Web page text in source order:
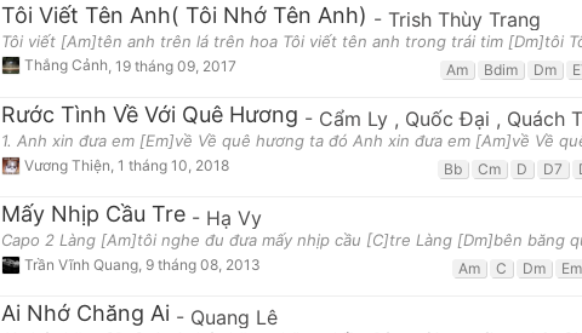
Tôi Viết Tên Anh( Tôi Nhớ Tên Anh) - Trish Thùy Trang
Tôi viết [Am]tên anh trên lá trên hoa Tôi viết tên anh trong trái tim [Dm]tôi
Thắng Cảnh 19 tháng 09, 2017 Am Bdim Dm
Rước Tình Về Với Quê Hương - Cẩm Ly , Quốc Đại , Quách
1. Anh xin đưa em [Em]về Về quê hương ta đó Anh xin đưa em [Am]về Về
Vương Thiện 1 tháng 10, 2018 Bb Cm D D7
Mấy Nhịp Cầu Tre - Hạ Vy
Capo 2 Làng [Am]tôi nghe đu đưa mấy nhịp cầu [C]tre Làng [Dm]bên băng
Trần Vĩnh Quang 9 tháng 08, 2013 Am C Dm Em
Ai Nhớ Chăng Ai - Quang Lê